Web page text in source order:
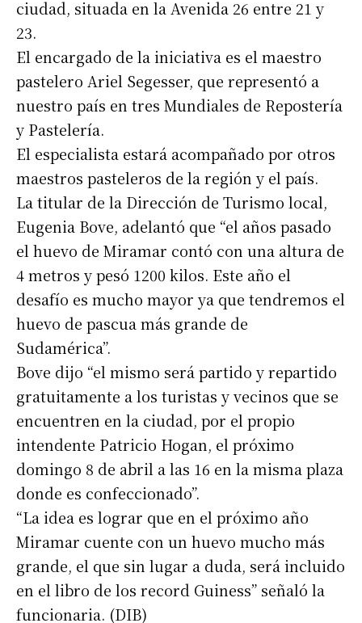
ciudad, situada en la Avenida 26 entre 21 y
23.
El encargado de la iniciativa es el maestro
pastelero Ariel Segesser, que representó a
nuestro país en tres Mundiales de Repostería
y Pastelería.
El especialista estará acompañado por otros
maestros pasteleros de la región y el país.
La titular de la Dirección de Turismo local,
Eugenia Bove, adelantó que “el años pasado
el huevo de Miramar contó con una altura de
4 metros y pesó 1200 kilos. Este año el
desafío es mucho mayor ya que tendremos el
huevo de pascua más grande de
Sudamérica”.
Bove dijo “el mismo será partido y repartido
gratuitamente a los turistas y vecinos que se
encuentren en la ciudad, por el propio
intendente Patricio Hogan, el próximo
domingo 8 de abril a las 16 en la misma plaza
donde es confeccionado”.
“La idea es lograr que en el próximo año
Miramar cuente con un huevo mucho más
grande, el que sin lugar a duda, será incluido
en el libro de los record Guiness” señaló la
funcionaria. (DIB)